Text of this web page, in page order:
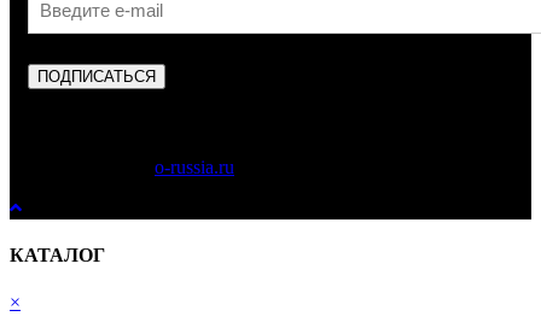
ПОДПИСАТЬСЯ
o-russia.ru
КАТАЛОГ
×